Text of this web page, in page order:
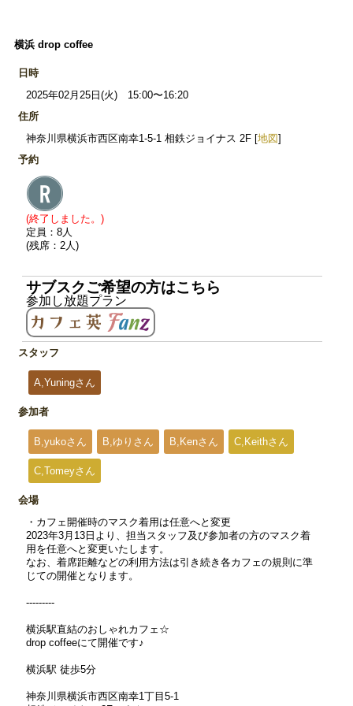
横浜 drop coffee
日時
2025年02月25日(火) 15:00〜16:20
住所
神奈川県横浜市西区南幸1-5-1 相鉄ジョイナス 2F [地図]
予約
(終了しました。)
定員：8人
(残席：2人)
サブスクご希望の方はこちら
参加し放題プラン
スタッフ
A,Yuningさん
参加者
B,yukoさん B,ゆりさん B,Kenさん C,Keithさん
C,Tomeyさん
会場
・カフェ開催時のマスク着用は任意へと変更
2023年3月13日より、担当スタッフ及び参加者の方のマスク着
用を任意へと変更いたします。
なお、着席距離などの利用方法は引き続き各カフェの規則に準
じての開催となります。
---------
横浜駅直結のおしゃれカフェ☆
drop coffeeにて開催です♪
横浜駅 徒歩5分
神奈川県横浜市西区南幸1丁目5-1